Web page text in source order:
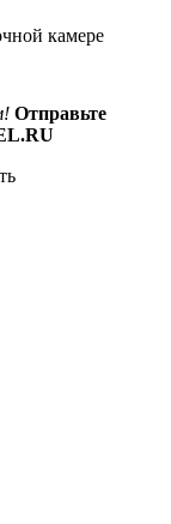
камере
Отправьте